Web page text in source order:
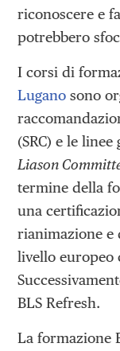
riconoscere e
potrebbero
I corsi di
Lugano sono
(SRC) e le
Liason
termine della
una
rianimazione e
livello europeo
BLS Refresh.
La formazione